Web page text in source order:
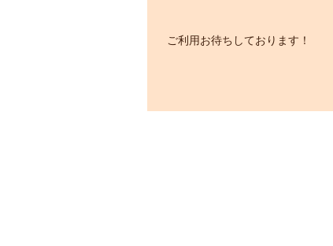
ご利用お待ちしております！